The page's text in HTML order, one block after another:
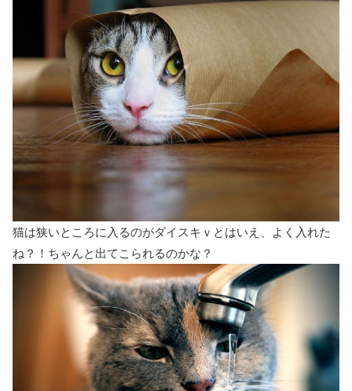
猫は狭いところに入るのがダイスキｖとはいえ、よく入れた
ね？！ちゃんと出てこられるのかな？